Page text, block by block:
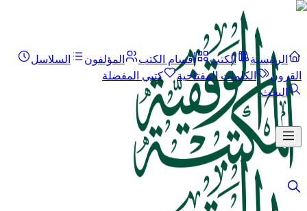
الرئيسية الكتب أقسام الكتب المؤلفون
السلاسل
القرون
الكلمات المفتاحية
كتبي المفضلة
البحث